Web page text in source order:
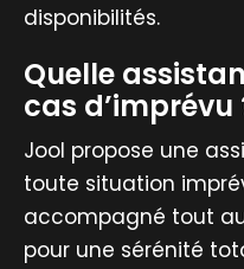
disponibilités.
Quelle
cas d’imprévu
Jool propose une
toute situation
accompagné tout
pour une sérénité